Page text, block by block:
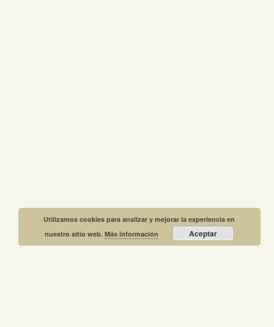
Utilizamos cookies para analizar y mejorar la experiencia en
nuestro sitio web.Más información Aceptar